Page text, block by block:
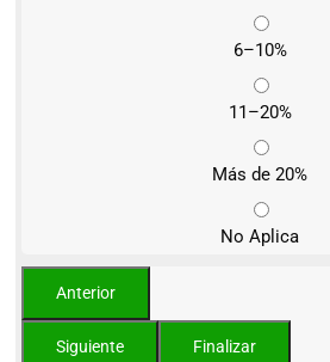
6–10%
11–20%
Más de 20%
No Aplica